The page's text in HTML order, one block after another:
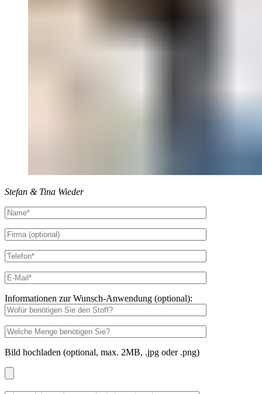
Stefan & Tina Wieder
Informationen zur Wunsch-Anwendung (optional):
Bild hochladen (optional, max. 2MB, .jpg oder .png)